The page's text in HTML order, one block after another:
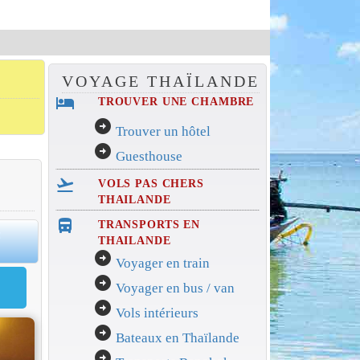
VOYAGE THAÏLANDE
hotel TROUVER UNE CHAMBRE
arrow_circle_right Trouver un hôtel
arrow_circle_right Guesthouse
flight_takeoff
VOLS PAS CHERS
THAILANDE
directions_bus_filled
TRANSPORTS EN
THAILANDE
arrow_circle_right Voyager en train
arrow_circle_right Voyager en bus / van
arrow_circle_right Vols intérieurs
arrow_circle_right Bateaux en Thaïlande